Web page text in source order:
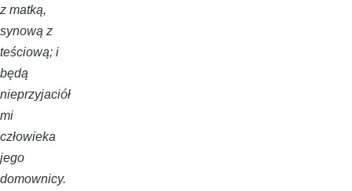
z matką,
synową z
teściową; i
będą
nieprzyjaciół
mi
człowieka
jego
domownicy.